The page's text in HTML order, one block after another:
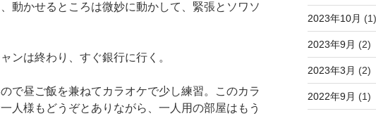
動かせるところは微妙に動かして、緊張とソワソ
ンは終わり、すぐ銀行に行く。
で昼ご飯を兼ねてカラオケで少し練習。このカラ
人様もどうぞとありながら、一人用の部屋はもう
2023年10月 (1)
2023年9月 (2)
2023年3月 (2)
2022年9月 (1)